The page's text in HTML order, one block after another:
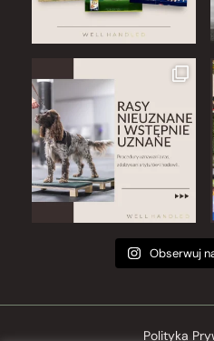
Obserwuj
Polityka